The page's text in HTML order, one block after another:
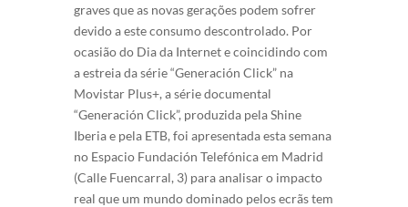
graves que as novas gerações podem sofrer
devido a este consumo descontrolado. Por
ocasião do Dia da Internet e coincidindo com
a estreia da série “Generación Click” na
Movistar Plus+, a série documental
“Generación Click”, produzida pela Shine
Iberia e pela ETB, foi apresentada esta semana
no Espacio Fundación Telefónica em Madrid
(Calle Fuencarral, 3) para analisar o impacto
real que um mundo dominado pelos ecrãs tem